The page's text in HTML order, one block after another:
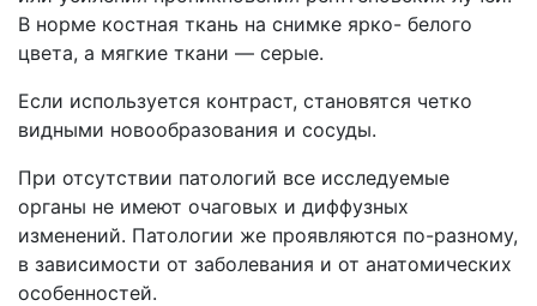
В норме костная ткань на снимке ярко- белого
цвета, а мягкие ткани — серые.
Если используется контраст, становятся четко
видными новообразования и сосуды.
При отсутствии патологий все исследуемые
органы не имеют очаговых и диффузных
изменений. Патологии же проявляются по-разному,
в зависимости от заболевания и от анатомических
особенностей.